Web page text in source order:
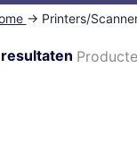
→ Printers/